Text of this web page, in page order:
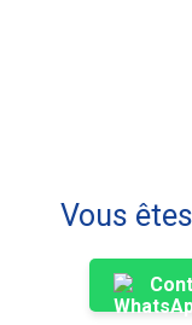
Vous